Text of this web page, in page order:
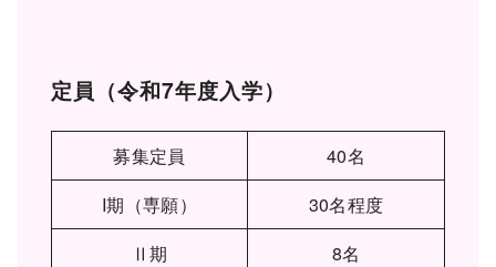
定員（令和7年度入学）
募集定員
40名
I期（専願）
30名程度
Ⅱ期
8名